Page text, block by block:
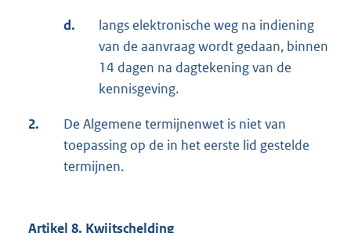
d.
langs elektronische weg na indiening
van de aanvraag wordt gedaan, binnen
14 dagen na dagtekening van de
kennisgeving.
2.
De Algemene termijnenwet is niet van
toepassing op de in het eerste lid gestelde
termijnen.
Artikel 8. Kwijtschelding